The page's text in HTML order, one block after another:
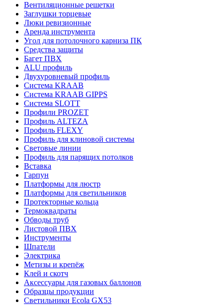
Вентиляционные решетки
Заглушки торцевые
Люки ревизионные
Аренда инструмента
Угол для потолочного карниза ПК
Средства защиты
Багет ПВХ
ALU профиль
Двухуровневый профиль
Система KRAAB
Система KRAAB GIPPS
Система SLOTT
Профили PROZET
Профиль ALTEZA
Профиль FLEXY
Профиль для клиновой системы
Световые линии
Профиль для парящих потолков
Вставка
Гарпун
Платформы для люстр
Платформы для светильников
Протекторные кольца
Термоквадраты
Обводы труб
Листовой ПВХ
Инструменты
Шпатели
Электрика
Метизы и крепёж
Клей и скотч
Аксессуары для газовых баллонов
Образцы продукции
Светильники Ecola GX53